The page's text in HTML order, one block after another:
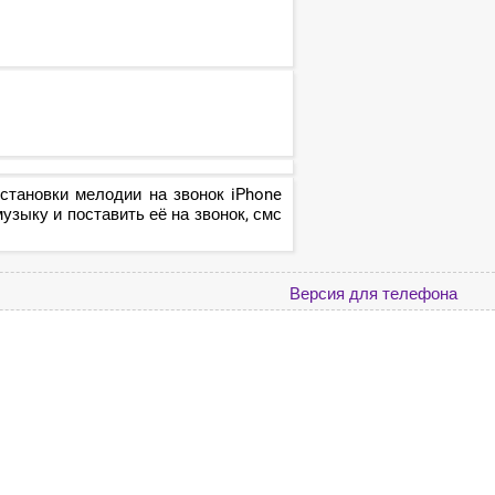
мелодии на звонок iPhone
и поставить её на звонок, смс
Версия для телефона